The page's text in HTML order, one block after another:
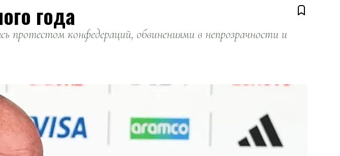
года
конфедераций, обвинениями в непрозрачности и